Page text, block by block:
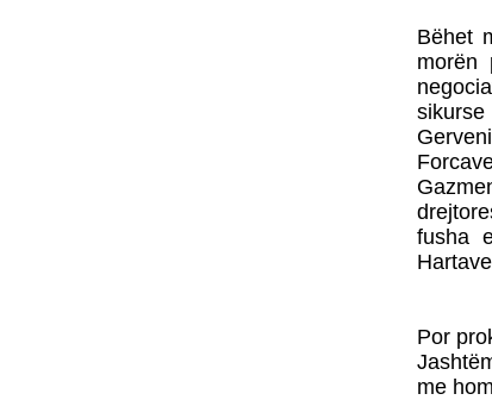
Bëhet
morën
sikurse
fusha
Por
me